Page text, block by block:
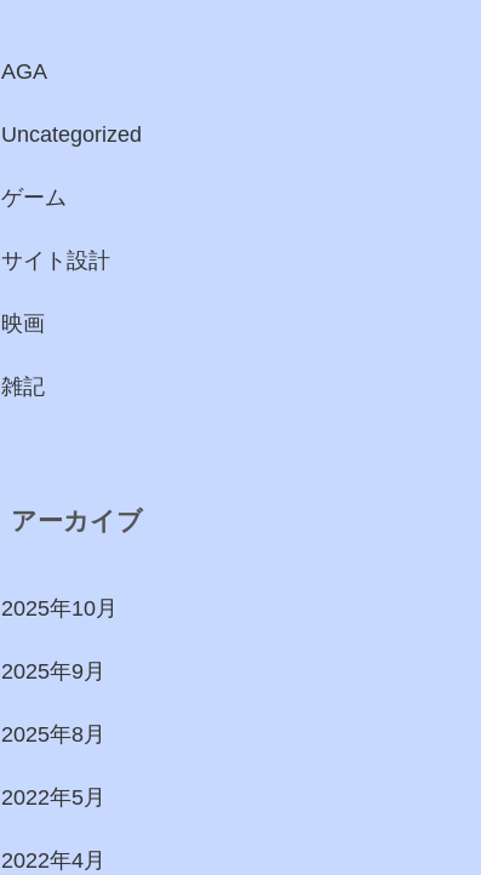
AGA
Uncategorized
ゲーム
サイト設計
映画
雑記
アーカイブ
2025年10月
2025年9月
2025年8月
2022年5月
2022年4月